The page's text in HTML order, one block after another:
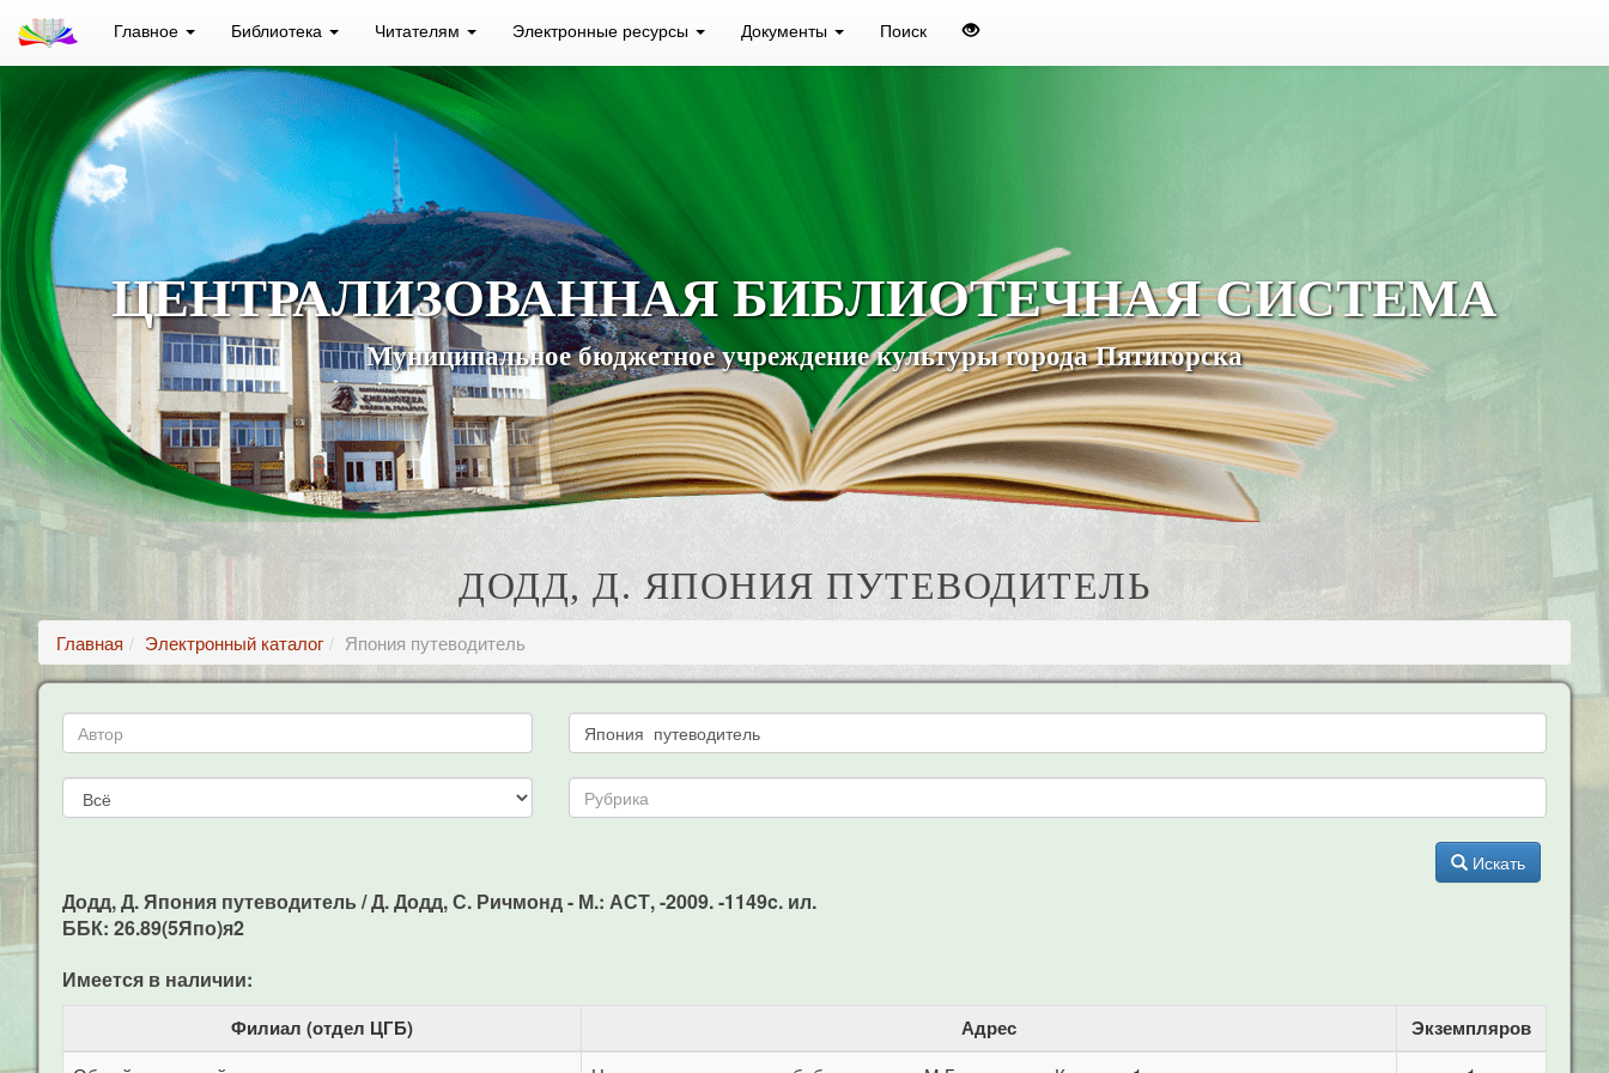
Главное Библиотека Читателям Электронные ресурсы Документы Поиск
ЦЕНТРАЛИЗОВАННАЯ БИБЛИОТЕЧНАЯ СИСТЕМА
Муниципальное бюджетное учреждение культуры города Пятигорска
ДОДД, Д. ЯПОНИЯ ПУТЕВОДИТЕЛЬ
Главная Электронный каталог Япония путеводитель
Искать
Додд, Д. Япония путеводитель / Д. Додд, С. Ричмонд - М.: АСТ, -2009. -1149c. ил.
ББК: 26.89(5Япо)я2
Имеется в наличии:
Филиал (отдел ЦГБ) Адрес Экземпляров